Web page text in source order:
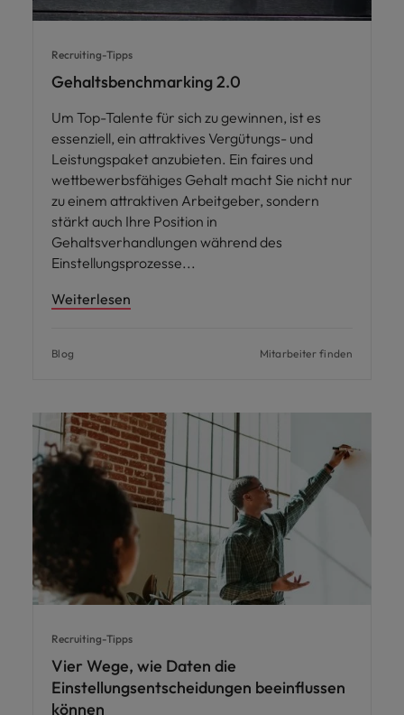
Recruiting-Tipps
Gehaltsbenchmarking 2.0
Um Top-Talente für sich zu gewinnen, ist es
essenziell, ein attraktives Vergütungs- und
Leistungspaket anzubieten. Ein faires und
wettbewerbsfähiges Gehalt macht Sie nicht nur
zu einem attraktiven Arbeitgeber, sondern
stärkt auch Ihre Position in
Gehaltsverhandlungen während des
Einstellungsprozesse
Weiterlesen
Blog Mitarbeiter finden
Recruiting-Tipps
Vier Wege, wie Daten die
Einstellungsentscheidungen beeinflussen
können